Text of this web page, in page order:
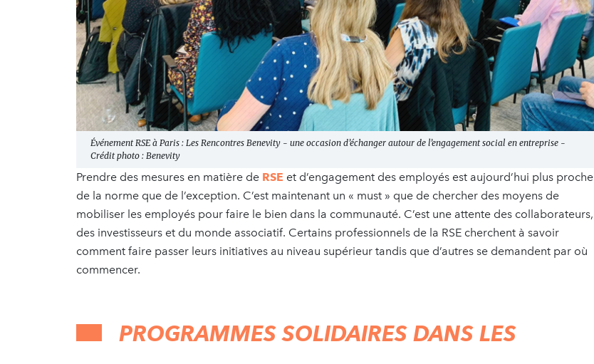
Événement RSE à Paris : Les Rencontres Benevity - une occasion d’échanger autour de l’engagement social en entreprise -
Crédit photo : Benevity
Prendre des mesures en matière de RSE et d’engagement des employés est aujourd’hui plus proche
de la norme que de l’exception. C’est maintenant un « must » que de chercher des moyens de
mobiliser les employés pour faire le bien dans la communauté. C’est une attente des collaborateurs,
des investisseurs et du monde associatif. Certains professionnels de la RSE cherchent à savoir
comment faire passer leurs initiatives au niveau supérieur tandis que d’autres se demandent par où
commencer.
PROGRAMMES SOLIDAIRES DANS LES